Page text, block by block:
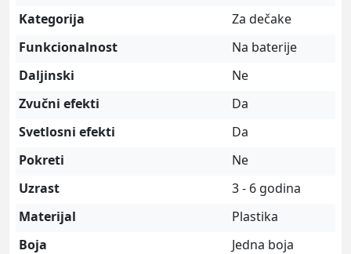
Kategorija
Za dečake
Funkcionalnost
Na baterije
Daljinski
Ne
Zvučni efekti
Da
Svetlosni efekti
Da
Pokreti
Ne
Uzrast
3 - 6 godina
Materijal
Plastika
Boja
Jedna boja